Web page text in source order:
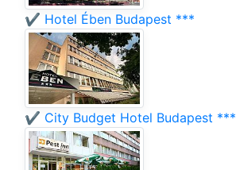
✔️ Hotel Ében Budapest ***
✔️ City Budget Hotel Budapest ***